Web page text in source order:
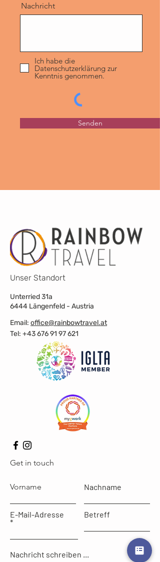
Nachricht
Ich habe die
Datenschutzerklärung zur
Kenntnis genommen.
Senden
Unser Standort
Unterried 31a
6444 Längenfeld - Austria
Email: office@rainbowtravel.at
Tel: +43 676 91 97 621
Get in touch
Vorname Nachname
E-Mail-Adresse Betreff
Nachricht schreiben ...